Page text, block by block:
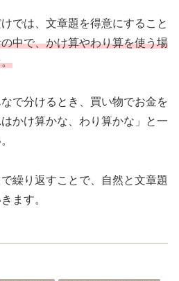
では、文章題を得意にすること
中で、かけ算やわり算を使う場
で分けるとき、買い物でお金を
かけ算かな、わり算かな」と一
繰り返すことで、自然と文章題
ます。